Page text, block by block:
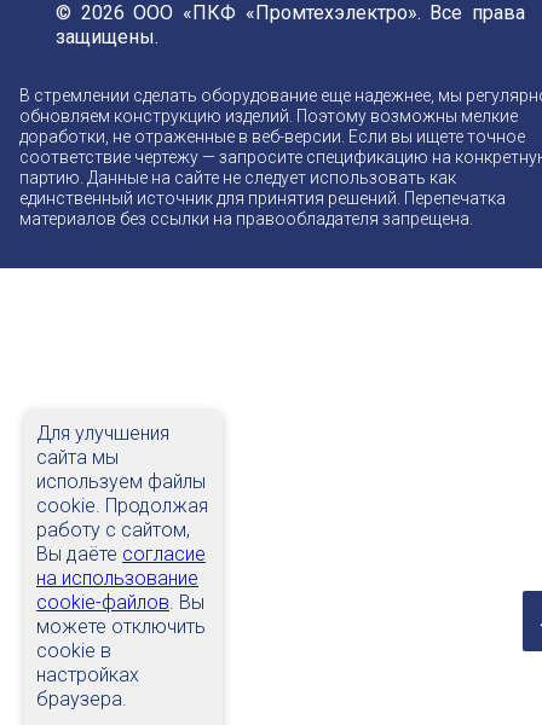
© 2026 ООО «ПКФ «Промтехэлектро». Все права
защищены.
В стремлении сделать оборудование еще надежнее, мы
обновляем конструкцию изделий. Поэтому возможны мелкие
доработки, не отраженные в веб-версии. Если вы ищете точное
соответствие чертежу — запросите спецификацию на
партию. Данные на сайте не следует использовать как
единственный источник для принятия решений. Перепечатка
материалов без ссылки на правообладателя запрещена.
Для улучшения
сайта мы
используем файлы
cookie. Продолжая
работу с сайтом,
Вы даёте согласие
на использование
cookie-файлов. Вы
можете отключить
cookie в
настройках
браузера.